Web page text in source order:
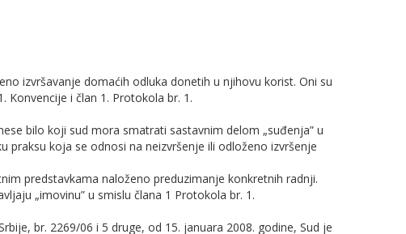
izvršavanje domaćih odluka donetih u njihovu korist. Oni su
Konvencije i član 1. Protokola br. 1.
bilo koji sud mora smatrati sastavnim delom „suđenja” u
praksu koja se odnosi na neizvršenje ili odloženo izvršenje
predstavkama naloženo preduzimanje konkretnih radnji.
„imovinu” u smislu člana 1 Protokola br. 1.
br. 2269/06 i 5 druge, od 15. januara 2008. godine, Sud je